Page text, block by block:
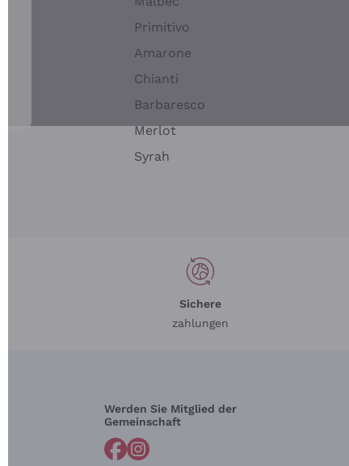
Primitivo
Amarone
Chianti
Barbaresco
Merlot
Syrah
Sichere
zahlungen
Werden Sie Mitglied der
Gemeinschaft